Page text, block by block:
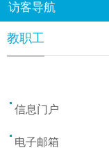
访客导航
教职工
信息门户
电子邮箱